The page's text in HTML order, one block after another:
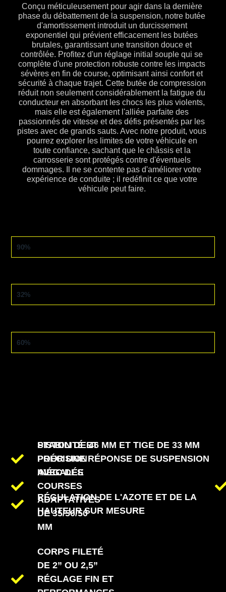
Conçu méticuleusement pour agir dans la dernière
phase du débattement de la suspension, notre butée
d'amortissement introduit un durcissement
exponentiel qui prévient efficacement les butées
brutales, garantissant une transition douce et
contrôlée. Profitez d'un réglage initial souple qui se
complète d'une protection robuste contre les impacts
sévères en fin de course, optimisant ainsi confort et
sécurité à chaque trajet. Cette butée de compression
réduit non seulement considérablement la fatigue du
conducteur en absorbant les chocs les plus violents,
mais elle est également l'alliée parfaite des
passionnés de vitesse et des défis présentés par les
pistes avec de grands sauts. Avec notre produit, vous
pourrez explorer les limites de votre véhicule en
toute confiance, sachant que le châssis et la
carrosserie sont protégés contre d'éventuels
dommages. Il ne se contente pas d'améliorer votre
expérience de conduite ; il redéfinit ce que votre
véhicule peut faire.
HORS ROUTE
90%
ASPHALTE
32%
ESSAI
60%
STABILITÉ ET
PRÉCISION
AVEC DES
COURSES
ADAPTATIVES
DE 35/50/50
MM
CORPS FILETÉ
DE 2” OU 2,5”
RÉGLAGE FIN ET
PISTON DE 46 MM ET TIGE DE 33 MM
POUR UNE RÉPONSE DE SUSPENSION
INÉGALÉE
RÉGULATION DE L'AZOTE ET DE LA
HAUTEUR SUR MESURE